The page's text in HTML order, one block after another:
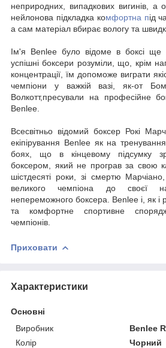
неприродних, випадкових вигинів, а
нейлонова підкладка комфортна під
а сам матеріал вбирає вологу та
Ім'я Benlee було відоме в боксі ще
успішні боксери розуміли, що, крім
концентрації, їм допоможе виграти
чемпіони у важкій вазі, як-от
Волкотт,пресували на професійне
Benlee.
Всесвітньо відомий боксер Рокі
екіпірування Benlee як на
боях, що в кінцевому підсумку
боксером, який не програв за свою
шістдесяті роки, зі смертю
великого чемпіона до своєї
непереможного боксера. Benlee і, як і
та комфортне спортивне
чемпіонів.
Приховати
Характеристики
Основні
Виробник
Benlee
Колір
Чорний